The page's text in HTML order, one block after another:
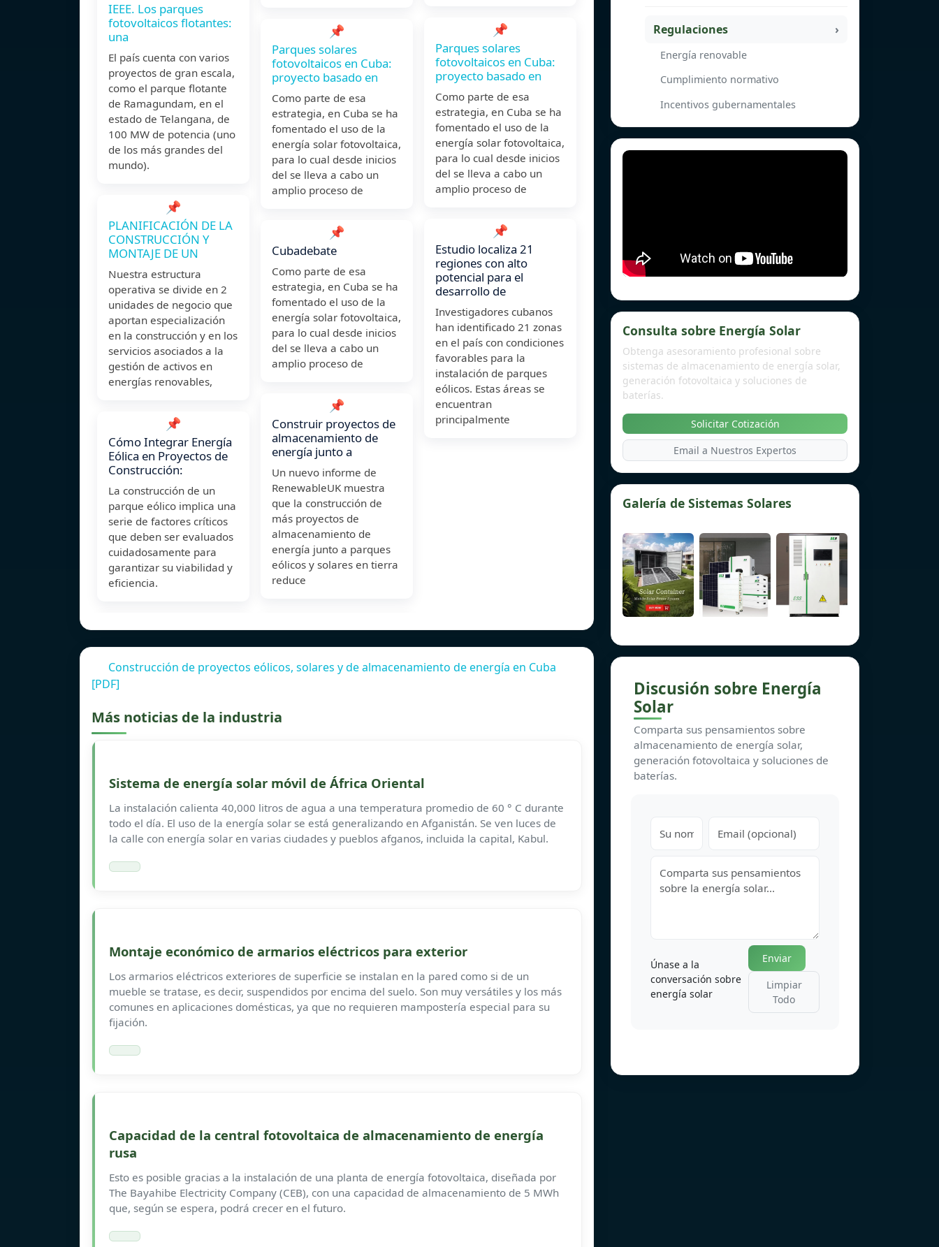
IEEE. Los parques
fotovoltaicos flotantes:
una
El país cuenta con varios
proyectos de gran escala,
como el parque flotante
de Ramagundam, en el
estado de Telangana, de
100 MW de potencia (uno
de los más grandes del
mundo).
📌
PLANIFICACIÓN DE LA
CONSTRUCCIÓN Y
MONTAJE DE UN
Nuestra estructura
operativa se divide en 2
unidades de negocio que
aportan especialización
en la construcción y en los
servicios asociados a la
gestión de activos en
energías renovables,
📌
Cómo Integrar Energía
Eólica en Proyectos de
Construcción:
La construcción de un
parque eólico implica una
serie de factores críticos
que deben ser evaluados
cuidadosamente para
garantizar su viabilidad y
eficiencia.
📌
Parques solares
fotovoltaicos en Cuba:
proyecto basado en
Como parte de esa
estrategia, en Cuba se ha
fomentado el uso de la
energía solar fotovoltaica,
para lo cual desde inicios
del se lleva a cabo un
amplio proceso de
📌
Cubadebate
Como parte de esa
estrategia, en Cuba se ha
fomentado el uso de la
energía solar fotovoltaica,
para lo cual desde inicios
del se lleva a cabo un
amplio proceso de
📌
Construir proyectos de
almacenamiento de
energía junto a
Un nuevo informe de
RenewableUK muestra
que la construcción de
más proyectos de
almacenamiento de
energía junto a parques
eólicos y solares en tierra
reduce
📌
Parques solares
fotovoltaicos en Cuba:
proyecto basado en
Como parte de esa
estrategia, en Cuba se ha
fomentado el uso de la
energía solar fotovoltaica,
para lo cual desde inicios
del se lleva a cabo un
amplio proceso de
📌
Estudio localiza 21
regiones con alto
potencial para el
desarrollo de
Investigadores cubanos
han identificado 21 zonas
en el país con condiciones
favorables para la
instalación de parques
eólicos. Estas áreas se
encuentran
principalmente
Construcción de proyectos eólicos, solares y de almacenamiento de energía en Cuba
[PDF]
Más noticias de la industria
Sistema de energía solar móvil de África Oriental
La instalación calienta 40,000 litros de agua a una temperatura promedio de 60 ° C durante
todo el día. El uso de la energía solar se está generalizando en Afganistán. Se ven luces de
la calle con energía solar en varias ciudades y pueblos afganos, incluida la capital, Kabul.
Montaje económico de armarios eléctricos para exterior
Los armarios eléctricos exteriores de superficie se instalan en la pared como si de un
mueble se tratase, es decir, suspendidos por encima del suelo. Son muy versátiles y los más
comunes en aplicaciones domésticas, ya que no requieren mampostería especial para su
fijación.
Capacidad de la central fotovoltaica de almacenamiento de energía
rusa
Esto es posible gracias a la instalación de una planta de energía fotovoltaica, diseñada por
The Bayahibe Electricity Company (CEB), con una capacidad de almacenamiento de 5 MWh
que, según se espera, podrá crecer en el futuro.
Regulaciones
Energía renovable
Cumplimiento normativo
Incentivos gubernamentales
Consulta sobre Energía Solar
Obtenga asesoramiento profesional sobre
sistemas de almacenamiento de energía solar,
generación fotovoltaica y soluciones de
baterías.
Solicitar Cotización
Email a Nuestros Expertos
Galería de Sistemas Solares
Discusión sobre Energía
Solar
Comparta sus pensamientos sobre
almacenamiento de energía solar,
generación fotovoltaica y soluciones de
baterías.
Únase a la
conversación sobre
energía solar
Enviar
Limpiar
Todo